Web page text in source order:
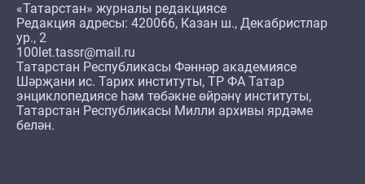
«Татарстан» журналы редакциясе
Редакция адресы: 420066, Казан ш., Декабристлар
ур., 2
100let.tassr@mail.ru
Татарстан Республикасы Фәннәр академиясе
Шәрҗани ис. Тарих институты, ТР ФА Татар
энциклопедиясе һәм төбәкне өйрәнү институты,
Татарстан Республикасы Милли архивы ярдәме
белән.